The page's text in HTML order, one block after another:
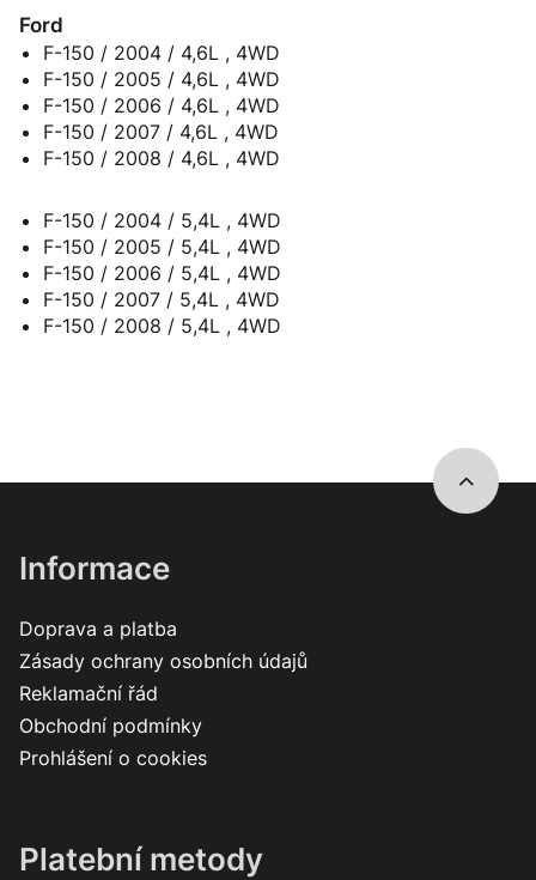
Ford
F-150 / 2004 / 4,6L , 4WD
F-150 / 2005 / 4,6L , 4WD
F-150 / 2006 / 4,6L , 4WD
F-150 / 2007 / 4,6L , 4WD
F-150 / 2008 / 4,6L , 4WD
F-150 / 2004 / 5,4L , 4WD
F-150 / 2005 / 5,4L , 4WD
F-150 / 2006 / 5,4L , 4WD
F-150 / 2007 / 5,4L , 4WD
F-150 / 2008 / 5,4L , 4WD
Informace
Doprava a platba
Zásady ochrany osobních údajů
Reklamační řád
Obchodní podmínky
Prohlášení o cookies
Platební metody